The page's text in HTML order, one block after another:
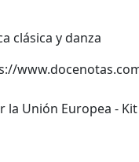
clásica y danza